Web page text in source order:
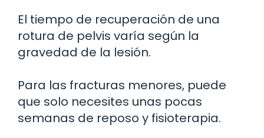
El tiempo de recuperación de una
rotura de pelvis varía según la
gravedad de la lesión.
Para las fracturas menores, puede
que solo necesites unas pocas
semanas de reposo y fisioterapia.